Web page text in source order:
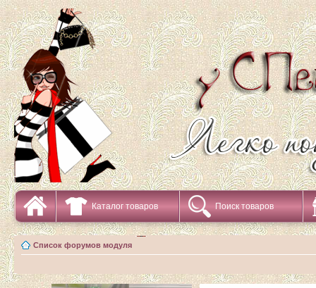
Каталог товаров Поиск товаров
Список форумов модуля